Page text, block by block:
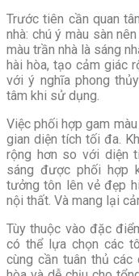
Trước tiên cần quan
nhà: chú ý màu sàn
màu trần nhà là sáng
hài hòa, tạo cảm giác
với ý nghĩa phong
tâm khi sử dụng.
Việc phối hợp gam
gian diện tích tối đa.
rộng hơn so với diện
sáng được phối hợp
tưởng tôn lên vẻ đẹp
nội thất. Và mang lại
Tùy thuộc vào đặc
có thể lựa chọn các
cùng cần tuân thủ